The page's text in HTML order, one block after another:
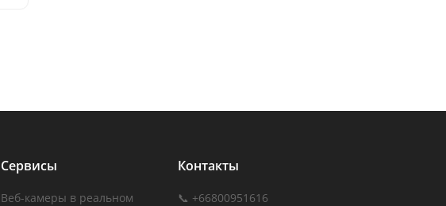
Сервисы
Веб-камеры в реальном
Контакты
📞 +66800951616